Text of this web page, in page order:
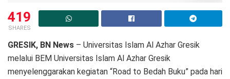
419
SHARES
GRESIK, BN News – Universitas Islam Al Azhar Gresik
melalui BEM Universitas Islam Al Azhar Gresik
menyelenggarakan kegiatan “Road to Bedah Buku” pada hari